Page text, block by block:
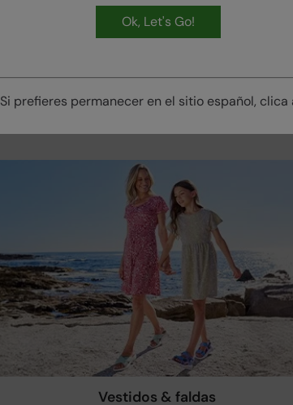
Vestidos & faldas
Ok, Let's Go!
Si prefieres permanecer en el sitio español, clica